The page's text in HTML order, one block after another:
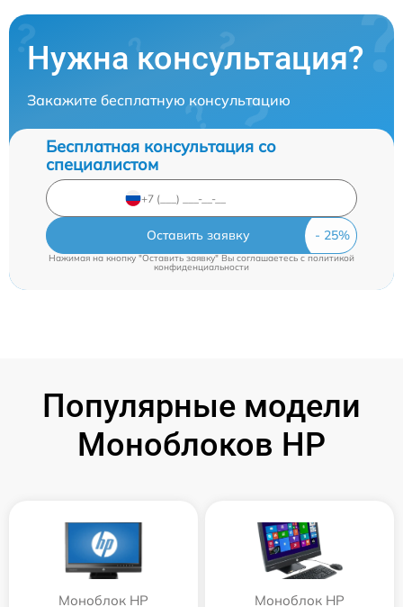
Нужна консультация?
Закажите бесплатную консультацию
Бесплатная консультация со
специалистом
Оставить заявку
Нажимая на кнопку "Оставить заявку" Вы соглашаетесь c политикой
конфиденциальности
Популярные модели
Моноблоков HP
Моноблок HP
Моноблок HP